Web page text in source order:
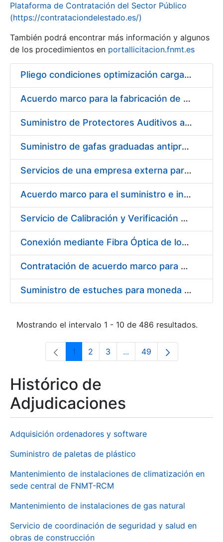
Plataforma de Contratación del Sector Público
(https://contrataciondelestado.es/)
También podrá encontrar más información y algunos
de los procedimientos en portallicitacion.fnmt.es
Pliego condiciones optimización cargas compras firmado
Acuerdo marco para la fabricación de piezas
Suministro de Protectores Auditivos a medida para las personas trabajadoras de los Centros de Trabajo de Madrid y Burgos
Suministro de gafas graduadas antiproyecciones para los trabajadores de la FNMT-RCM en los centros de trabajo de Madrid y Burgos
Servicios de una empresa externa para el asesoramiento y resolución de los recursos de alzada que se presentan relacionados con procesos de selección para la FNMT-RCM
Acuerdo marco para el suministro e instalación de persianas, estores y otros complementos
Servicio de Calibración y Verificación Externa de los Equipos de Medición del Servicio de Prevención de la FNMT-RCM
Conexión mediante Fibra Óptica de los Centros de Proceso de Datos (CPDs) de las sedes de la FNMT-RCM de Burgos y Madrid
Contratación de acuerdo marco para el Suministro de Material de Electricidad para la Fábrica Nacional de Moneda y Timbre-Real Casa de la Moneda en su centro de trabajo de Burgos
Suministro de estuches para moneda de 30 €
Mostrando el intervalo 1 - 10 de 486 resultados.
Página
1 Página
2 Página
3 ...Páginas intermedias Use
Página
49
Histórico de
Adjudicaciones
Adquisición ordenadores y software
Suministro de paletas de plástico
Mantenimiento de instalaciones de climatización en
sede central de FNMT-RCM
Mantenimiento de instalaciones de gas natural
Servicio de coordinación de seguridad y salud en
obras de construcción